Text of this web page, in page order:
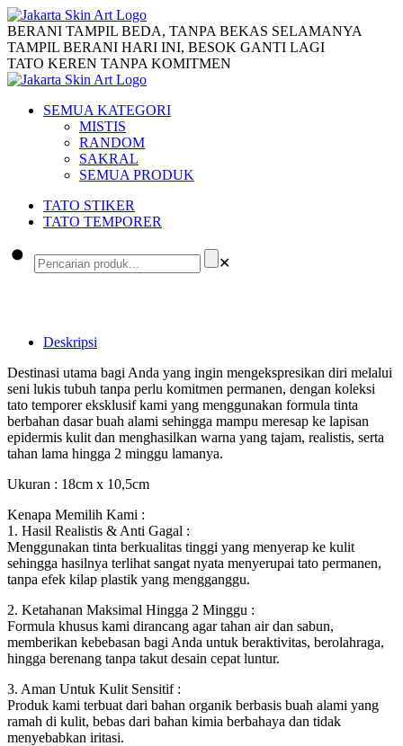
BERANI TAMPIL BEDA, TANPA BEKAS SELAMANYA
TAMPIL BERANI HARI INI, BESOK GANTI LAGI
TATO KEREN TANPA KOMITMEN
SEMUA KATEGORI
MISTIS
RANDOM
SAKRAL
SEMUA PRODUK
TATO STIKER
TATO TEMPORER
✕
Deskripsi
Destinasi utama bagi Anda yang ingin mengekspresikan diri melalui
seni lukis tubuh tanpa perlu komitmen permanen, dengan koleksi
tato temporer eksklusif kami yang menggunakan formula tinta
berbahan dasar buah alami sehingga mampu meresap ke lapisan
epidermis kulit dan menghasilkan warna yang tajam, realistis, serta
tahan lama hingga 2 minggu lamanya.
Ukuran : 18cm x 10,5cm
Kenapa Memilih Kami :
1. Hasil Realistis & Anti Gagal :
Menggunakan tinta berkualitas tinggi yang menyerap ke kulit
sehingga hasilnya terlihat sangat nyata menyerupai tato permanen,
tanpa efek kilap plastik yang mengganggu.
2. Ketahanan Maksimal Hingga 2 Minggu :
Formula khusus kami dirancang agar tahan air dan sabun,
memberikan kebebasan bagi Anda untuk beraktivitas, berolahraga,
hingga berenang tanpa takut desain cepat luntur.
3. Aman Untuk Kulit Sensitif :
Produk kami terbuat dari bahan organik berbasis buah alami yang
ramah di kulit, bebas dari bahan kimia berbahaya dan tidak
menyebabkan iritasi.